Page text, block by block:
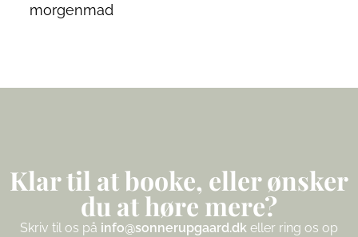
morgenmad
Klar til at booke, eller ønsker
du at høre mere?
Skriv til os på info@sonnerupgaard.dk eller ring os op